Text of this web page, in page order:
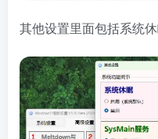
其他设置里面包括系统